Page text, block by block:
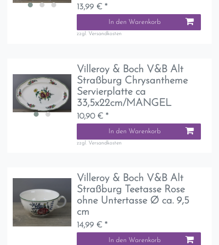
13,99 € *
In den Warenkorb
zzgl. Versandkosten
Villeroy & Boch V&B Alt
Straßburg Chrysantheme
Servierplatte ca
33,5x22cm/MANGEL
10,90 € *
In den Warenkorb
zzgl. Versandkosten
Villeroy & Boch V&B Alt
Straßburg Teetasse Rose
ohne Untertasse Ø ca. 9,5
cm
14,99 € *
In den Warenkorb